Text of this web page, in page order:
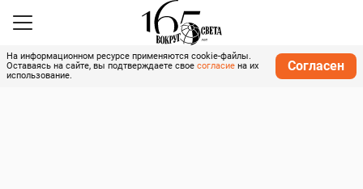
На информационном ресурсе применяются cookie-файлы.
Оставаясь на сайте, вы подтверждаете свое согласие на их
использование.
Согласен